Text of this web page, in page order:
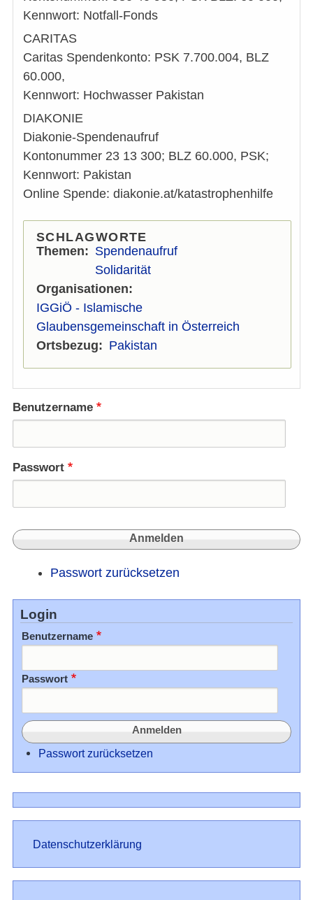
Kennwort: Notfall-Fonds
CARITAS
Caritas Spendenkonto: PSK 7.700.004, BLZ
60.000,
Kennwort: Hochwasser Pakistan
DIAKONIE
Diakonie-Spendenaufruf
Kontonummer 23 13 300; BLZ 60.000, PSK;
Kennwort: Pakistan
Online Spende: diakonie.at/katastrophenhilfe
SCHLAGWORTE
Themen
Spendenaufruf
Solidarität
Organisationen
IGGiÖ - Islamische
Glaubensgemeinschaft in Österreich
Ortsbezug
Pakistan
Benutzername
Passwort
Passwort zurücksetzen
Login
Benutzername
Passwort
Passwort zurücksetzen
Datenschutz
Datenschutzerklärung